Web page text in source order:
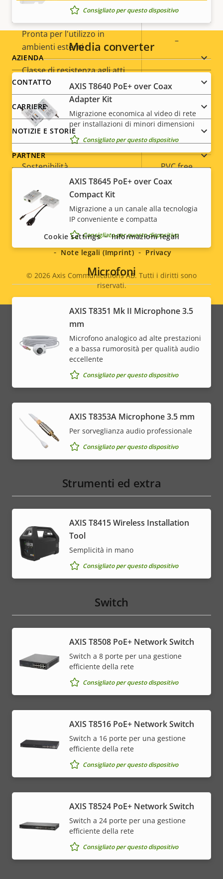
Temperatura di esercizio 0 to 50 °C
Pronta per l'utilizzo in
ambienti esterni
–
Classe di resistenza agli atti
vandalici
Classificazione IP
Progettato per la
riverniciatura
Sostenibilità PVC free
* Alcune specifiche tecniche possono variare a seconda
dell'opzione hardware scelta.
Consigliato per questo dispositivo
Media converter
AXIS T8640 PoE+ over Coax
Adapter Kit
Migrazione economica al video di rete
per installazioni di minori dimensioni
Consigliato per questo dispositivo
AXIS T8645 PoE+ over Coax
Compact Kit
Migrazione a un canale alla tecnologia
IP conveniente e compatta
Consigliato per questo dispositivo
Microfoni
AXIS T8351 Mk II Microphone 3.5
mm
Microfono analogico ad alte prestazioni
e a bassa rumorosità per qualità audio
eccellente
Consigliato per questo dispositivo
AXIS T8353A Microphone 3.5 mm
Per sorveglianza audio professionale
Consigliato per questo dispositivo
Strumenti ed extra
AXIS T8415 Wireless Installation
Tool
Semplicità in mano
Consigliato per questo dispositivo
Switch
AXIS T8508 PoE+ Network Switch
Switch a 8 porte per una gestione
efficiente della rete
Consigliato per questo dispositivo
AXIS T8516 PoE+ Network Switch
Switch a 16 porte per una gestione
efficiente della rete
Consigliato per questo dispositivo
AXIS T8524 PoE+ Network Switch
Switch a 24 porte per una gestione
efficiente della rete
Consigliato per questo dispositivo
Footer
menu
AZIENDA
CONTATTO
CARRIERE
NOTIZIE E STORIE
PARTNER
Social
menu
Legal
© 2026 Axis Communications AB. Tutti i diritti sono
riservati.
Cookie settings
Informazioni legali
Note legali (Imprint)
Privacy